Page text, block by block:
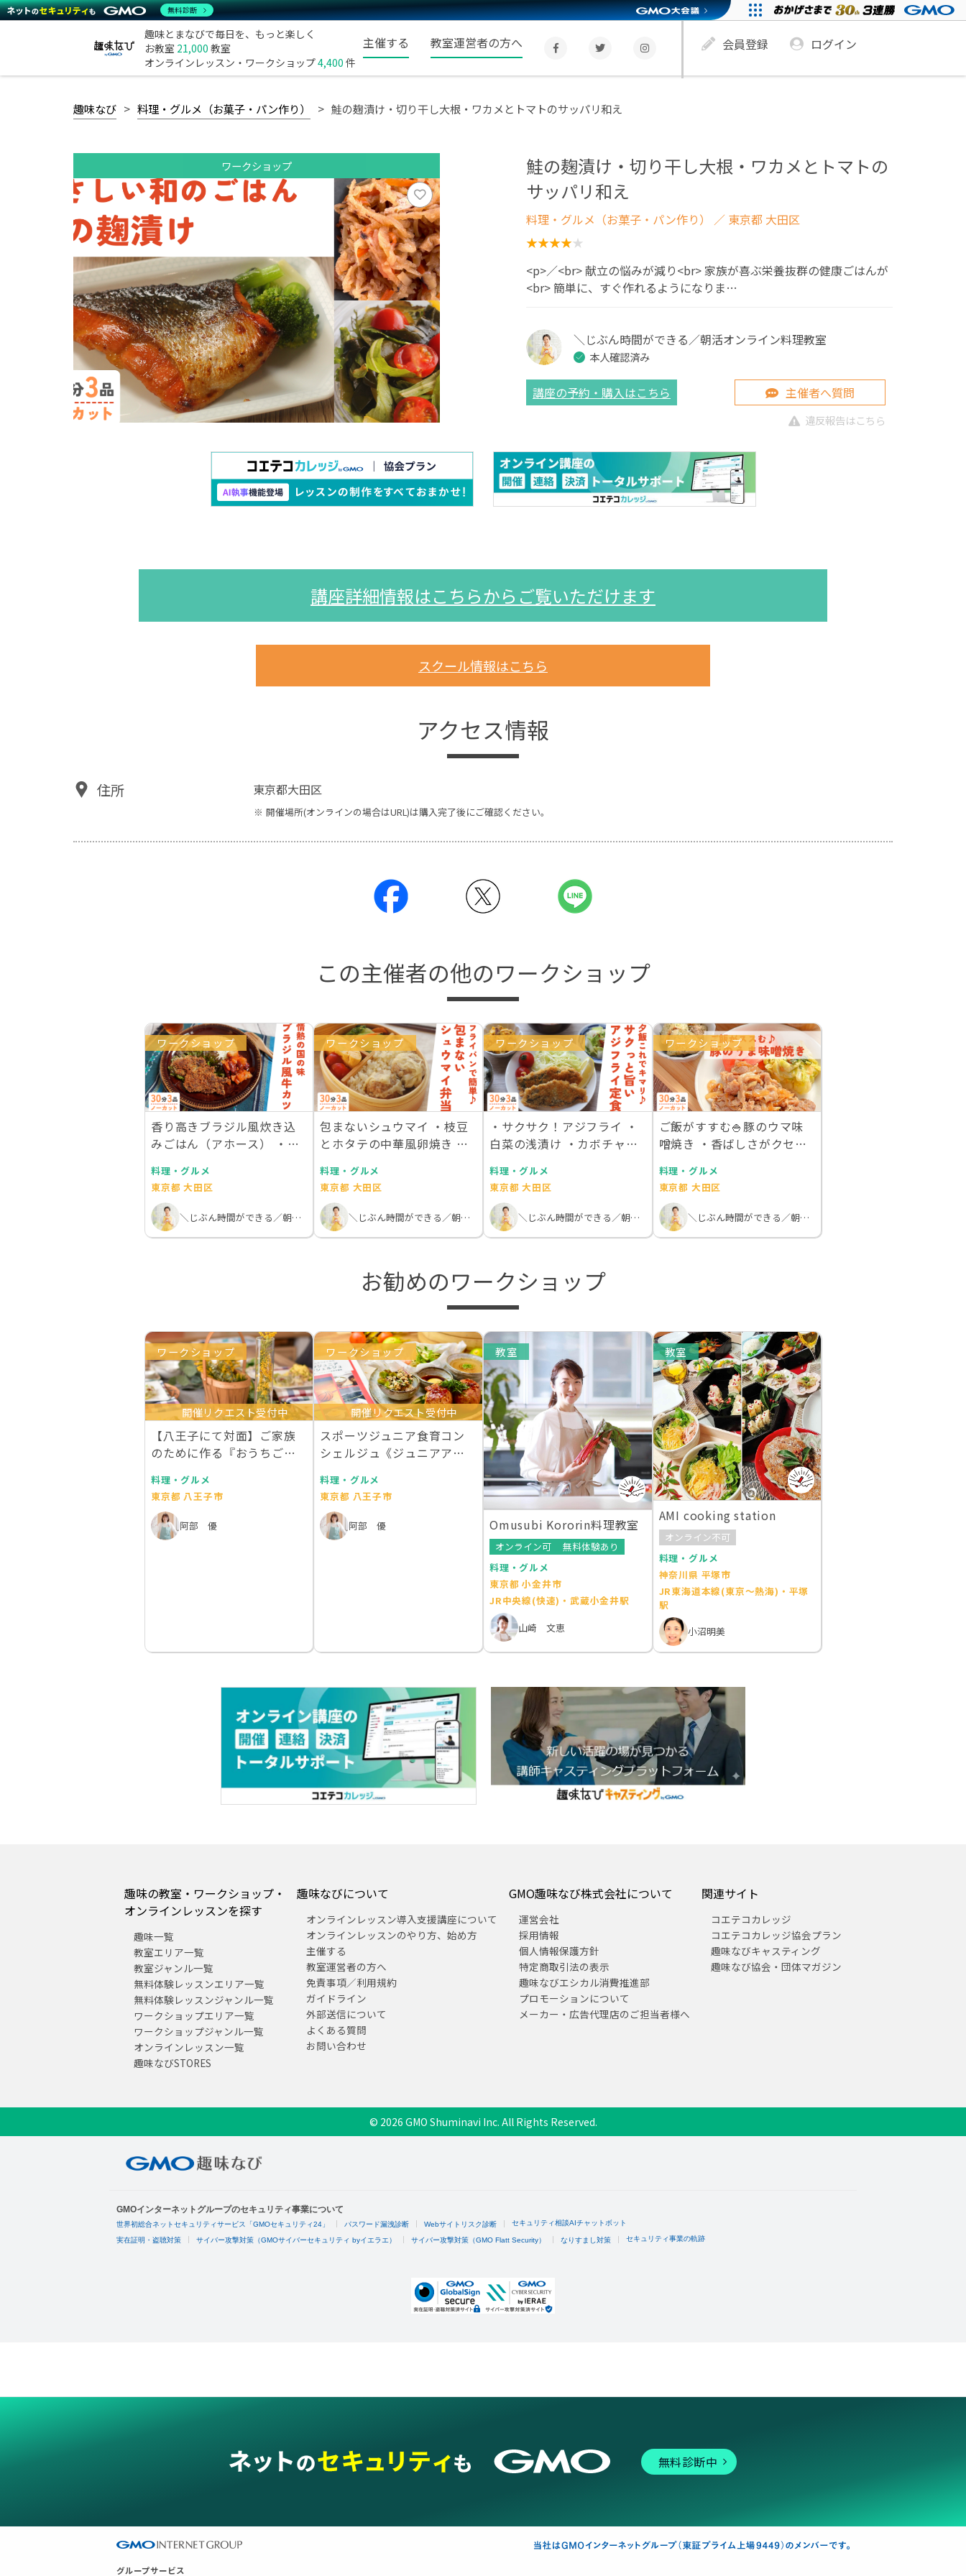
趣味とまなびで毎日を、もっと楽しく
お教室 21,000 教室
オンラインレッスン・ワークショップ4,400 件
主催する 教室運営者の方へ 会員登録 ログイン
趣味なび 料理・グルメ（お菓子・パン作り） 鮭の麹漬け・切り干し大根・ワカメとトマトのサッパリ和え
ワークショップ
鮭の麹漬け・切り干し大根・ワカメとトマトの
サッパリ和え
料理・グルメ（お菓子・パン作り） ／ 東京都 大田区
<p>／<br> 献立の悩みが減り<br> 家族が喜ぶ栄養抜群の健康ごはんが
<br> 簡単に、すぐ作れるようになりま…
＼じぶん時間ができる／朝活オンライン料理教室
本人確認済み
講座の予約・購入はこちら 主催者へ質問
違反報告はこちら
講座詳細情報はこちらからご覧いただけます
スクール情報はこちら
アクセス情報
住所 東京都大田区
開催場所(オンラインの場合はURL)は購入完了後にご確認ください。
この主催者の他のワークショップ
ワークショップ
香り高きブラジル風炊き込
みごはん（アホース） ・ブ
料理・グルメ
東京都 大田区
＼じぶん時間ができる／朝活オンライン料理教室
ワークショップ
包まないシュウマイ ・枝豆
とホタテの中華風卵焼き ・
料理・グルメ
東京都 大田区
＼じぶん時間ができる／朝活オンライン料理教室
ワークショップ
・サクサク！アジフライ ・
白菜の浅漬け︎ ・カボチャと
料理・グルメ
東京都 大田区
＼じぶん時間ができる／朝活オンライン料理教室
ワークショップ
ご飯がすすむ🍚豚のウマ味
噌焼き ・香ばしさがクセに
料理・グルメ
東京都 大田区
＼じぶん時間ができる／朝活オンライン料理教室
お勧めのワークショップ
ワークショップ
開催リクエスト受付中
【八王子にて対面】ご家族
のために作る『おうちごは
料理・グルメ
東京都 八王子市
阿部 優
ワークショップ
開催リクエスト受付中
スポーツジュニア食育コン
シェルジュ《ジュニアアス
料理・グルメ
東京都 八王子市
阿部 優
教室
Omusubi Kororin料理教室
オンライン可
無料体験あり
料理・グルメ
東京都 小金井市
JR中央線(快速)・武蔵小金井駅
山崎 文恵
教室
AMI cooking station
オンライン不可
料理・グルメ
神奈川県 平塚市
JR東海道本線(東京～熱海)・平塚
駅
小沼明美
趣味の教室・ワークショップ・
オンラインレッスンを探す
趣味一覧
教室エリア一覧
教室ジャンル一覧
無料体験レッスンエリア一覧
無料体験レッスンジャンル一覧
ワークショップエリア一覧
ワークショップジャンル一覧
オンラインレッスン一覧
趣味なびSTORES
趣味なびについて
オンラインレッスン導入支援講座について
オンラインレッスンのやり方、始め方
主催する
教室運営者の方へ
免責事項／利用規約
ガイドライン
外部送信について
よくある質問
お問い合わせ
GMO趣味なび株式会社について
運営会社
採用情報
個人情報保護方針
特定商取引法の表示
趣味なびエシカル消費推進部
プロモーションについて
メーカー・広告代理店のご担当者様へ
関連サイト
コエテコカレッジ
コエテコカレッジ協会プラン
趣味なびキャスティング
趣味なび協会・団体マガジン
© 2026 GMO Shuminavi Inc. All Rights Reserved.
無料診断中
グループサービス
無料診断